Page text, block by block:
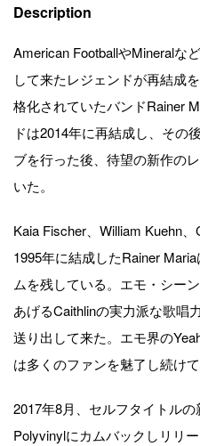
Description
American FootballやMineralな
して来たレジェンドが再結成
格化されていたバンドRainer
ドは2014年に再結成し、その
ブを行った後、待望の新作の
いた。
Kaia Fischer、William Kuehn
1995年に結成したRainer
ムを残している。エモ・シー
あげるCaithlinの実力派な歌唱
送り出して来た。エモ界の
は多くのファンを魅了し続けて
2017年8月、セルフタイトル
Polyvinylにカムバックしリリ